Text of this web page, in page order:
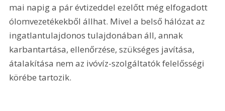
mai napig a pár évtizeddel ezelőtt még elfogadott
ólomvezetékekből állhat. Mivel a belső hálózat az
ingatlantulajdonos tulajdonában áll, annak
karbantartása, ellenőrzése, szükséges javítása,
átalakítása nem az ivóvíz-szolgáltatók felelősségi
körébe tartozik.